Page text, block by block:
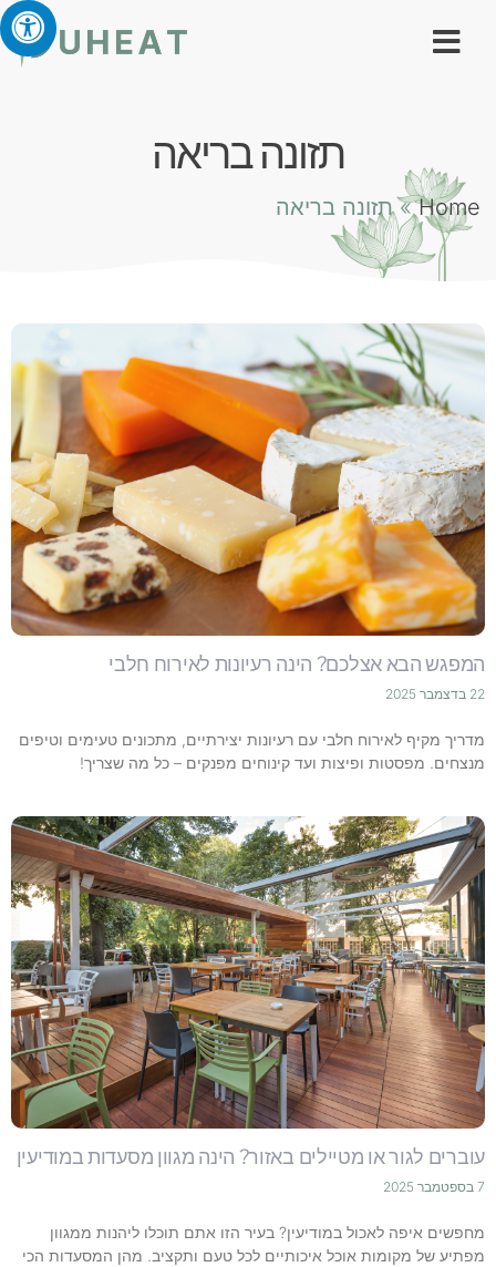
תזונה בריאה
Home
»תזונה בריאה
המפגש הבא אצלכם? הינה רעיונות לאירוח חלבי
22 בדצמבר 2025
מדריך מקיף לאירוח חלבי עם רעיונות יצירתיים, מתכונים טעימים וטיפים
מנצחים. מפסטות ופיצות ועד קינוחים מפנקים – כל מה שצריך!
עוברים לגור או מטיילים באזור? הינה מגוון מסעדות במודיעין
7 בספטמבר 2025
מחפשים איפה לאכול במודיעין? בעיר הזו אתם תוכלו ליהנות ממגוון
מפתיע של מקומות אוכל איכותיים לכל טעם ותקציב. מהן המסעדות הכי